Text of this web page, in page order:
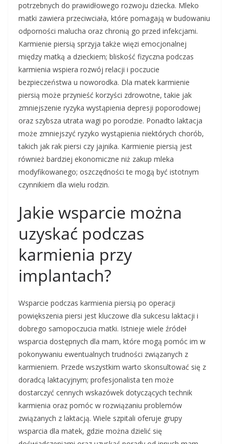
potrzebnych do prawidłowego rozwoju dziecka. Mleko
matki zawiera przeciwciała, które pomagają w budowaniu
odporności malucha oraz chronią go przed infekcjami.
Karmienie piersią sprzyja także więzi emocjonalnej
między matką a dzieckiem; bliskość fizyczna podczas
karmienia wspiera rozwój relacji i poczucie
bezpieczeństwa u noworodka. Dla matek karmienie
piersią może przynieść korzyści zdrowotne, takie jak
zmniejszenie ryzyka wystąpienia depresji poporodowej
oraz szybsza utrata wagi po porodzie. Ponadto laktacja
może zmniejszyć ryzyko wystąpienia niektórych chorób,
takich jak rak piersi czy jajnika. Karmienie piersią jest
również bardziej ekonomiczne niż zakup mleka
modyfikowanego; oszczędności te mogą być istotnym
czynnikiem dla wielu rodzin.
Jakie wsparcie można
uzyskać podczas
karmienia przy
implantach?
Wsparcie podczas karmienia piersią po operacji
powiększenia piersi jest kluczowe dla sukcesu laktacji i
dobrego samopoczucia matki. Istnieje wiele źródeł
wsparcia dostępnych dla mam, które mogą pomóc im w
pokonywaniu ewentualnych trudności związanych z
karmieniem. Przede wszystkim warto skonsultować się z
doradcą laktacyjnym; profesjonalista ten może
dostarczyć cennych wskazówek dotyczących technik
karmienia oraz pomóc w rozwiązaniu problemów
związanych z laktacją. Wiele szpitali oferuje grupy
wsparcia dla matek, gdzie można dzielić się